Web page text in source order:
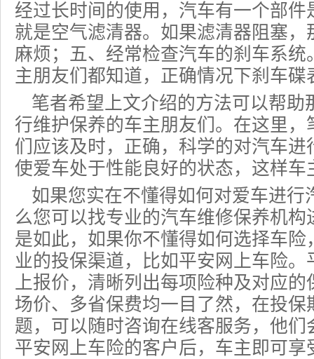
经过长时间的使用，汽车有一个部
就是空气滤清器。如果滤清器阻塞
麻烦；五、经常检查汽车的刹车系
主朋友们都知道，正确情况下刹车
笔者希望上文介绍的方法可以帮助
行维护保养的车主朋友们。在这里
们应该及时，正确，科学的对汽车
使爱车处于性能良好的状态，这样车
如果您实在不懂得如何对爱车进行
么您可以找专业的汽车维修保养机
是如此，如果你不懂得如何选择车险
业的投保渠道，比如平安网上车险。
上报价，清晰列出每项险种及对应
场价、多省保费均一目了然，在投
题，可以随时咨询在线客服务，他
平安网上车险的客户后，车主即可享